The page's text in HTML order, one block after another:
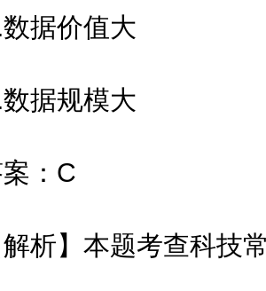
价值大
规模大
：C
】本题考查科技